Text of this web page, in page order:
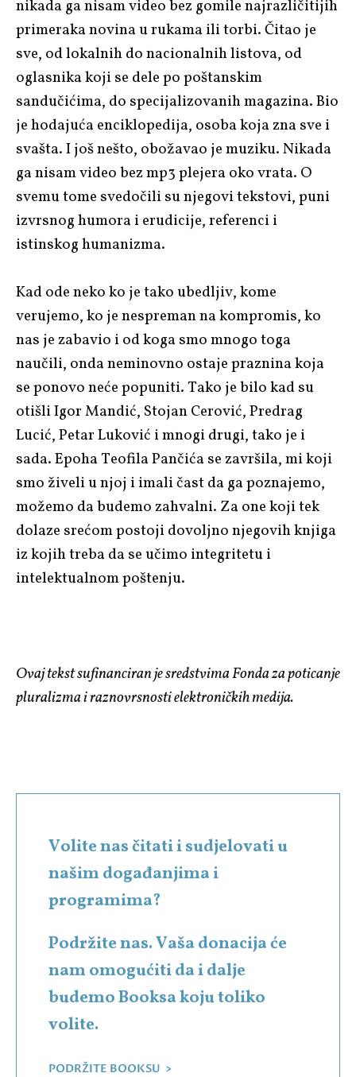
nikada ga nisam video bez gomile najrazličitijih
primeraka novina u rukama ili torbi. Čitao je
sve, od lokalnih do nacionalnih listova, od
oglasnika koji se dele po poštanskim
sandučićima, do specijalizovanih magazina. Bio
je hodajuća enciklopedija, osoba koja zna sve i
svašta. I još nešto, obožavao je muziku. Nikada
ga nisam video bez mp3 plejera oko vrata. O
svemu tome svedočili su njegovi tekstovi, puni
izvrsnog humora i erudicije, referenci i
istinskog humanizma.
Kad ode neko ko je tako ubedljiv, kome
verujemo, ko je nespreman na kompromis, ko
nas je zabavio i od koga smo mnogo toga
naučili, onda neminovno ostaje praznina koja
se ponovo neće popuniti. Tako je bilo kad su
otišli Igor Mandić, Stojan Cerović, Predrag
Lucić, Petar Luković i mnogi drugi, tako je i
sada. Epoha Teofila Pančića se završila, mi koji
smo živeli u njoj i imali čast da ga poznajemo,
možemo da budemo zahvalni. Za one koji tek
dolaze srećom postoji dovoljno njegovih knjiga
iz kojih treba da se učimo integritetu i
intelektualnom poštenju.
Ovaj tekst sufinanciran je sredstvima Fonda za poticanje
pluralizma i raznovrsnosti elektroničkih medija.
Volite nas čitati i sudjelovati u
našim događanjima i
programima?
Podržite nas. Vaša donacija će
nam omogućiti da i dalje
budemo Booksa koju toliko
volite.
PODRŽITE BOOKSU >